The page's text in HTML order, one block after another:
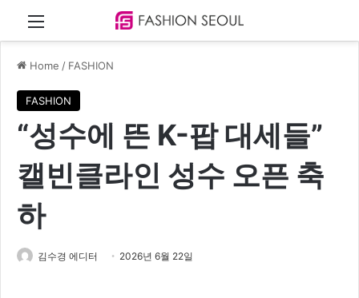
Menu
Home / FASHION
FASHION
“성수에 뜬 K-팝 대세들”
캘빈클라인 성수 오픈 축
하
김수경 에디터 2026년 6월 22일